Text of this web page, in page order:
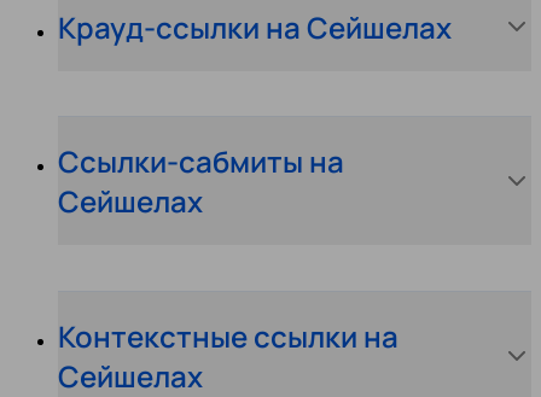
Крауд-ссылки на Сейшелах
Ссылки-сабмиты на
Сейшелах
Контекстные ссылки на
Сейшелах